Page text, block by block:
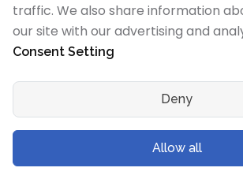
गिगाग्राम को US टन (Short टन) में बदलें
गिगाग्राम को Tonne (Metric टन) में बदलें
गिगाग्राम को Quintal (metric) में बदलें
गिगाग्राम को Hundredweight (metric) में
गिगाग्राम को Atomic mass unit में बदलें
traffic. We also share information
our site with our advertising and
Consent Setting
Deny
Allow all